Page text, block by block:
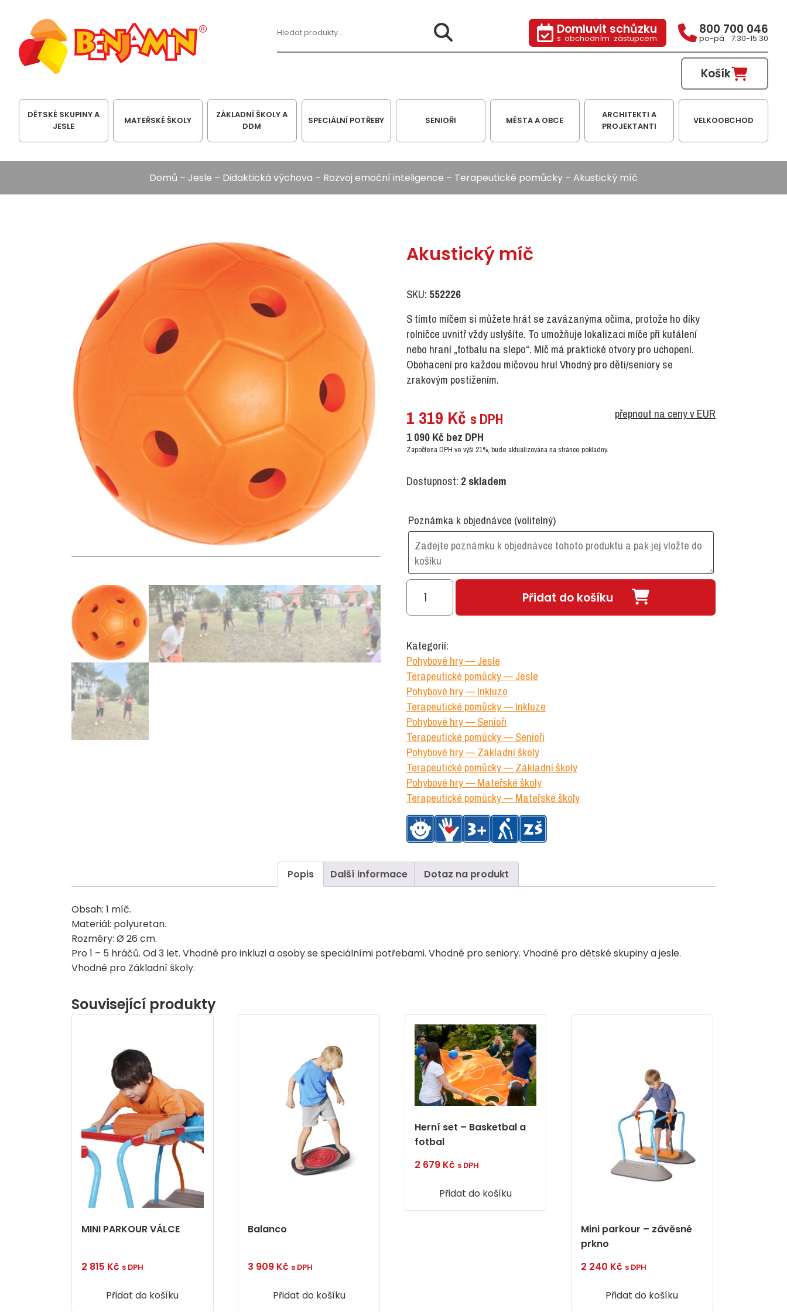
Domluvit schůzku
s obchodním zástupcem
800 700 046
po-pá 7:30-15:30
Hledat:
Košík
DĚTSKÉ SKUPINY A
JESLE
MATEŘSKÉ ŠKOLY
ZÁKLADNÍ ŠKOLY A
DDM
SPECIÁLNÍ POTŘEBY SENIOŘI MĚSTA A OBCE
ARCHITEKTI A
PROJEKTANTI
VELKOOBCHOD
Domů – Jesle – Didaktická výchova – Rozvoj emoční inteligence – Terapeutické pomůcky – Akustický míč
Akustický míč
SKU: 552226
S tímto míčem si můžete hrát se zavázanýma očima, protože ho díky
rolničce uvnitř vždy uslyšíte. To umožňuje lokalizaci míče při kutálení
nebo hraní „fotbalu na slepo“. Míč má praktické otvory pro uchopení.
Obohacení pro každou míčovou hru! Vhodný pro děti/seniory se
zrakovým postižením.
1 319 Kč s DPH
přepnout na ceny v EUR
1 090Kč bez DPH
Započtena DPH ve výši 21%, bude aktualizována na stránce pokladny.
Dostupnost: 2 skladem
Poznámka k objednávce (volitelný)
Akustický
míč
Přidat do košíku
Kategorií:
Pohybové hry — Jesle
Terapeutické pomůcky — Jesle
Pohybové hry — Inkluze
Terapeutické pomůcky — Inkluze
Pohybové hry — Senioři
Terapeutické pomůcky — Senioři
Pohybové hry — Základní školy
Terapeutické pomůcky — Základní školy
Pohybové hry — Mateřské školy
Terapeutické pomůcky — Mateřské školy
Popis Další informace Dotaz na produkt
Obsah: 1 míč.
Materiál: polyuretan.
Rozměry: Ø 26 cm.
Pro 1 – 5 hráčů. Od 3 let. Vhodné pro inkluzi a osoby se speciálními potřebami. Vhodné pro seniory. Vhodné pro dětské skupiny a jesle.
Vhodné pro Základní školy.
Související produkty
MINI PARKOUR VÁLCE
2 815 Kč s DPH
Přidat do košíku
Balanco
3 909 Kč s DPH
Přidat do košíku
Herní set – Basketbal a
fotbal
2 679 Kč s DPH
Přidat do košíku
Mini parkour – závěsné
prkno
2 240 Kč s DPH
Přidat do košíku